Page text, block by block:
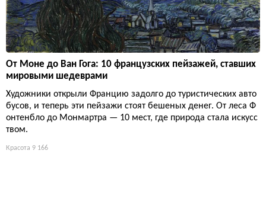
От Моне до Ван Гога: 10 французских пейзажей, ставших
мировыми шедеврами
Художники открыли Францию задолго до туристических авто
бусов, и теперь эти пейзажи стоят бешеных денег. От леса Ф
онтенбло до Монмартра — 10 мест, где природа стала искусс
твом.
Красота 9 166